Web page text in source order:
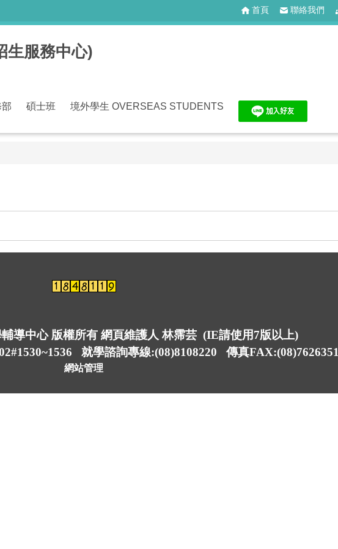
生服務中心)
首頁 聯絡我們
部 碩士班 境外學生 OVERSEAS STUDENTS
導中心 版權所有 網頁維護人 林霈芸 (IE請使用7版以上)
就學諮詢專線:(08)8108220 傳真FAX:(08)7626351
網站管理